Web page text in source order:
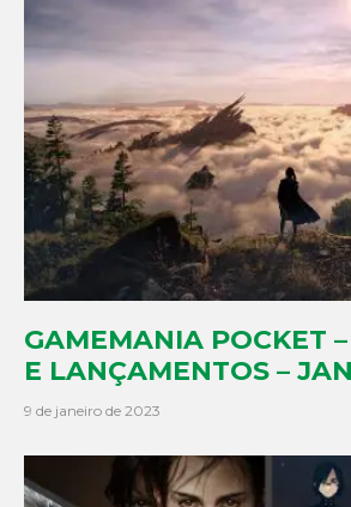
GAMEMANIA POCKET
E LANÇAMENTOS –
9 de janeiro de 2023